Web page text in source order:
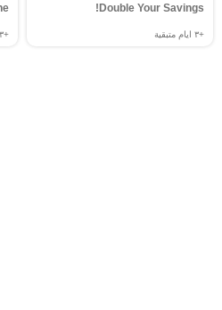
Double Your Savings!
+٣ ايام متبقية +٣